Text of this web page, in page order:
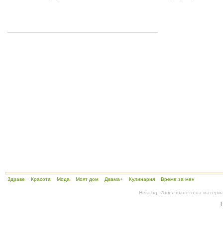
Здраве Красота Мода Моят дом Двама+ Кулинария Време за мен
Hera.bg. Използването на